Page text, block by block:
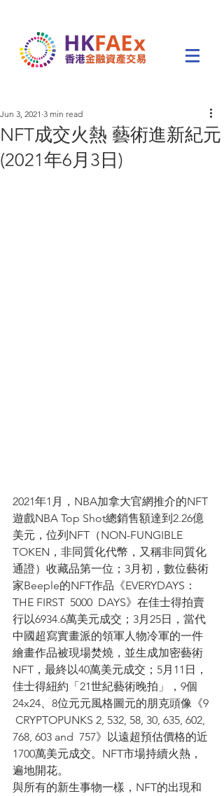
NFT成交火熱 藝術進新紀元
(2021年6月3日)
Jun 3, 2021 3 min read
2021年1月，NBA加拿大官網推介的NFT
遊戲NBA Top Shot總銷售額達到2.26億
美元，位列NFT（NON-FUNGIBLE
TOKEN，非同質化代幣，又稱非同質化
通證）收藏品第一位；3月初，數位藝術
家Beeple的NFT作品《EVERYDAYS：
THE FIRST  5000  DAYS》在佳士得拍賣
行以6934.6萬美元成交；3月25日，當代
中國超寫實畫派的領軍人物冷軍的一件
繪畫作品被現場焚燒，並生成加密藝術
NFT，最終以40萬美元成交；5月11日，
佳士得紐約「21世紀藝術晚拍」，9個
24x24、8位元元風格圖元的朋克頭像《9
CRYPTOPUNKS 2, 532, 58, 30, 635, 602,
768, 603 and  757》以遠超預估價格的近
1700萬美元成交。NFT市場持續火熱，
遍地開花。
與所有的新生事物一樣，NFT的出現和